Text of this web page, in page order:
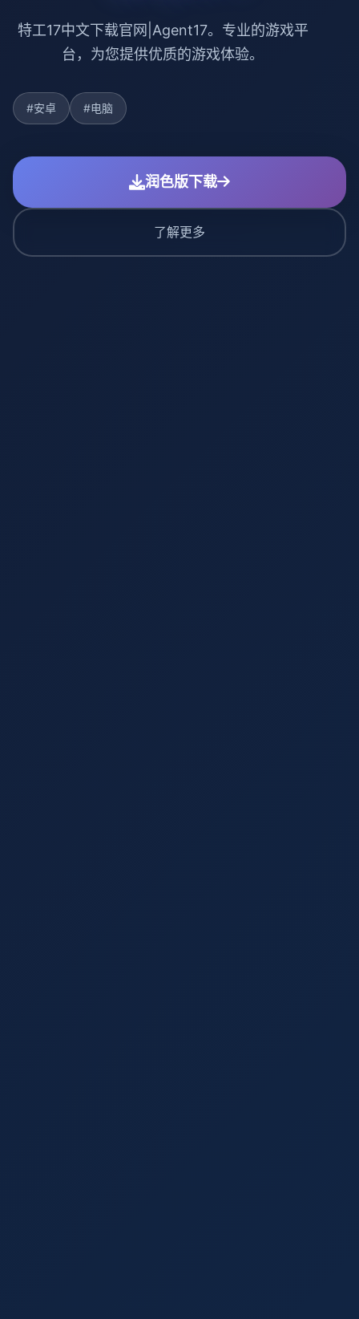
特工17中文下载官网|Agent17。专业的游戏平
台，为您提供优质的游戏体验。
#安卓 #电脑
润色版下载
了解更多